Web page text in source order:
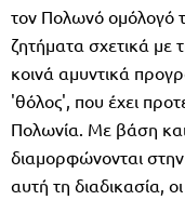
τον Πολωνό ομόλογό
ζητήματα σχετικά με
κοινά αμυντικά
'θόλος', που έχει
Πολωνία. Με βάση
διαμορφώνονται
αυτή τη διαδικασία,